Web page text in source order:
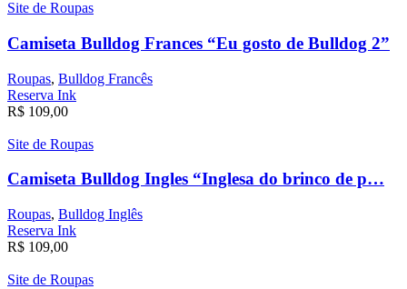
Site de Roupas
Camiseta Bulldog Frances “Eu gosto de Bulldog 2”
Roupas, Bulldog Francês
Reserva Ink
R$ 109,00
Site de Roupas
Camiseta Bulldog Ingles “Inglesa do brinco de p…
Roupas, Bulldog Inglês
Reserva Ink
R$ 109,00
Site de Roupas